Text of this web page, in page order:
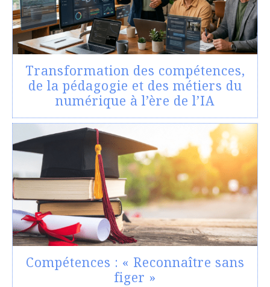
Transformation des compétences,
de la pédagogie et des métiers du
numérique à l’ère de l’IA
Compétences : « Reconnaître sans
figer »